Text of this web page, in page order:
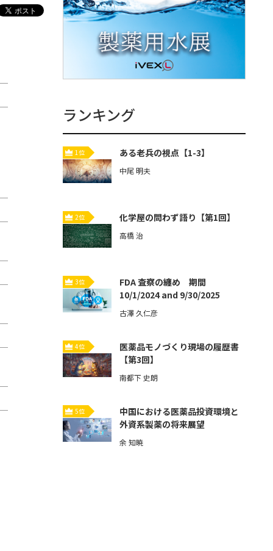
ランキング
1位 ある老兵の視点【1-3】
中尾 明夫
2位 化学屋の問わず語り【第1回】
高橋 治
3位
FDA 査察の纏め 期間
10/1/2024 and 9/30/2025
古澤 久仁彦
4位
医薬品モノづくり現場の履歴書
【第3回】
南都下 史朗
5位
中国における医薬品投資環境と
外資系製薬の将来展望
余 知暁